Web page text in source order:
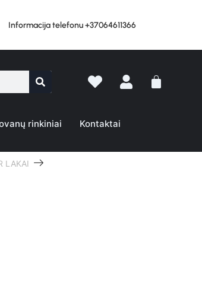
Informacija telefonu +37064611366
rinkiniai Kontaktai
LAKAI